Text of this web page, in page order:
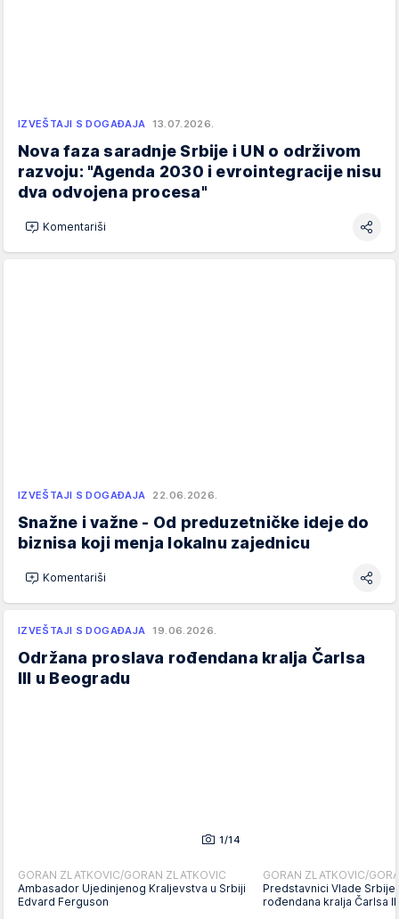
IZVEŠTAJI S DOGAĐAJA 13.07.2026.
Nova faza saradnje Srbije i UN o održivom
razvoju: "Agenda 2030 i evrointegracije nisu
dva odvojena procesa"
Komentariši
IZVEŠTAJI S DOGAĐAJA 22.06.2026.
Snažne i važne - Od preduzetničke ideje do
biznisa koji menja lokalnu zajednicu
Komentariši
IZVEŠTAJI S DOGAĐAJA 19.06.2026.
Održana proslava rođendana kralja Čarlsa
III u Beogradu
1/14
GORAN ZLATKOVIC/GORAN ZLATKOVIC
Ambasador Ujedinjenog Kraljevstva u Srbiji
Edvard Ferguson
GORAN ZLATKOVIC/
Predstavnici Vlade Srbije
rođendana kralja Čarlsa